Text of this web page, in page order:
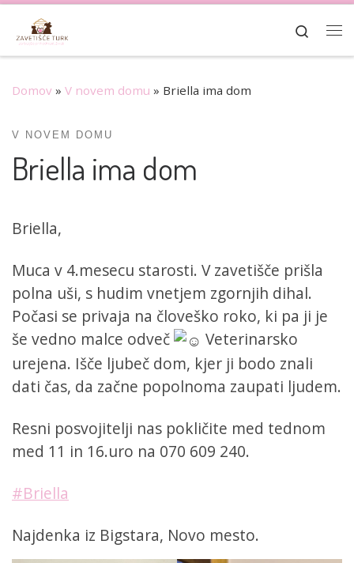
Skoči na vsebino
Search
Domov » V novem domu » Briella ima dom
V NOVEM DOMU
Briella ima dom
Briella,
Muca v 4.mesecu starosti. V zavetišče prišla
polna uši, s hudim vnetjem zgornjih dihal.
Počasi se privaja na človeško roko, ki pa ji je
še vedno malce odveč
Veterinarsko
urejena. Išče ljubeč dom, kjer ji bodo znali
dati čas, da začne popolnoma zaupati ljudem.
Resni posvojitelji nas pokličite med tednom
med 11 in 16.uro na 070 609 240.
#Briella
Najdenka iz Bigstara, Novo mesto.